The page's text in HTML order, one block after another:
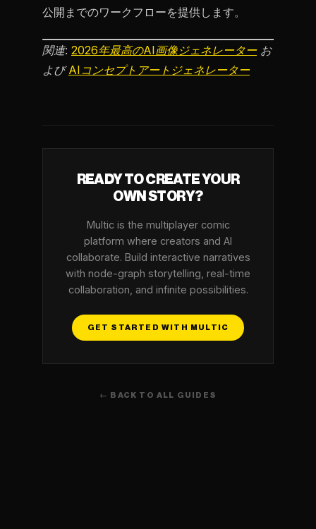
公開までのワークフローを提供します。
関連: 2026年最高のAI画像ジェネレーターお
よびAIコンセプトアートジェネレーター
READY TO CREATE YOUR
OWN STORY?
Multic is the multiplayer comic
platform where creators and AI
collaborate. Build interactive narratives
with node-graph storytelling, real-time
collaboration, and infinite possibilities.
GET STARTED WITH MULTIC
← BACK TO ALL GUIDES